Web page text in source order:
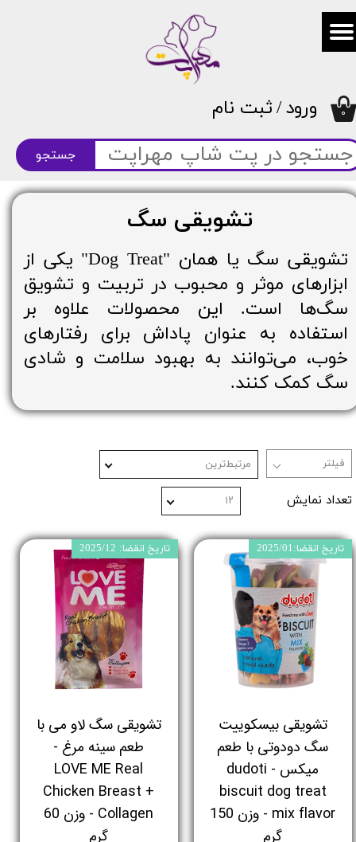
۰
جستجو
ورود/ثبت نام
حساب کاربری من
سفارشات
خروج از حساب کاربری
تشویقی سگ یا همان "Dog Treat" یکی از
ابزارهای موثر و محبوب در تربیت و تشویق
سگ‌ها است. این محصولات علاوه بر
استفاده به عنوان پاداش برای رفتارهای
خوب، می‌توانند به بهبود سلامت و شادی
سگ کمک کنند.
تشویقی سگ
مرتبط‌ترین
تعداد نمایش ۱۲
تشویقی بیسکوییت
سگ دودوتی با طعم
میکس - dudoti
biscuit dog treat
mix flavor - وزن 150
گرم
تاریخ انقضا:2025/01
تشویقی سگ لاو می با
طعم سینه مرغ -
LOVE ME Real
Chicken Breast +
Collagen - وزن 60
گرم
تاریخ انقضا: 2025/12